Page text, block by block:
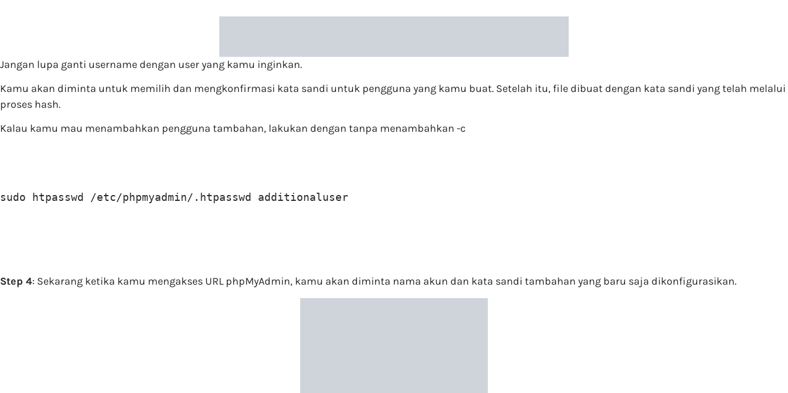
Jangan lupa ganti username dengan user yang kamu inginkan.
Kamu akan diminta untuk memilih dan mengkonfirmasi kata sandi untuk pengguna yang kamu buat. Setelah itu, file dibuat dengan kata sandi yang telah melalui
proses hash.
Kalau kamu mau menambahkan pengguna tambahan, lakukan dengan tanpa menambahkan -c
sudo htpasswd /etc/phpmyadmin/.htpasswd additionaluser
Step 4: Sekarang ketika kamu mengakses URL phpMyAdmin, kamu akan diminta nama akun dan kata sandi tambahan yang baru saja dikonfigurasikan.